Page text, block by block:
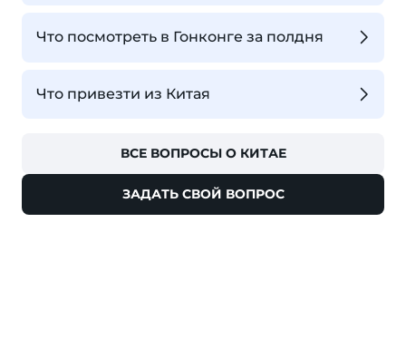
Что посмотреть в Гонконге за полдня
Что привезти из Китая
ВСЕ ВОПРОСЫ О КИТАЕ
ЗАДАТЬ СВОЙ ВОПРОС